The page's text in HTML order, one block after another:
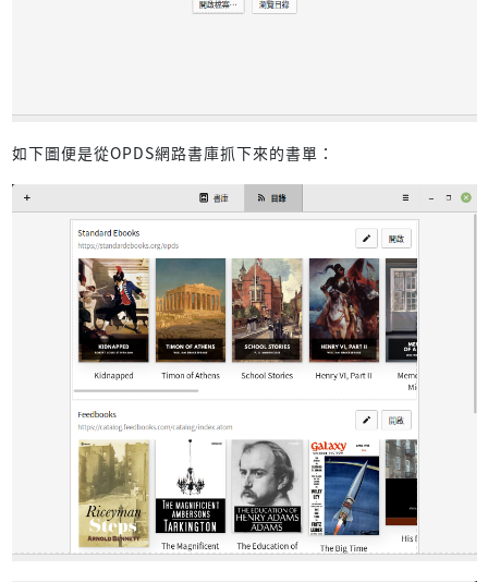
如下圖便是從OPDS網路書庫抓下來的書單：